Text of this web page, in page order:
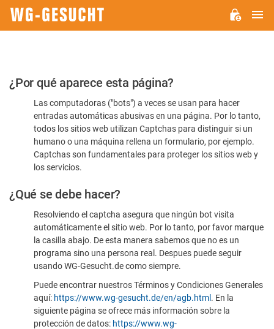
Por
favor,
confirme
humano
¿Por qué aparece esta página?
Las computadoras ("bots") a veces se usan para hacer
entradas automáticas abusivas en una página. Por lo tanto,
todos los sitios web utilizan Captchas para distinguir si un
humano o una máquina rellena un formulario, por ejemplo.
Captchas son fundamentales para proteger los sitios web y
los servicios.
¿Qué se debe hacer?
Resolviendo el captcha asegura que ningún bot visita
automáticamente el sitio web. Por lo tanto, por favor marque
la casilla abajo. De esta manera sabemos que no es un
programa sino una persona real. Despues puede seguir
usando WG-Gesucht.de como siempre.
Puede encontrar nuestros Términos y Condiciones Generales
aquí: https://www.wg-gesucht.de/en/agb.html . En la
siguiente página se ofrece más información sobre la
protección de datos: https://www.wg-